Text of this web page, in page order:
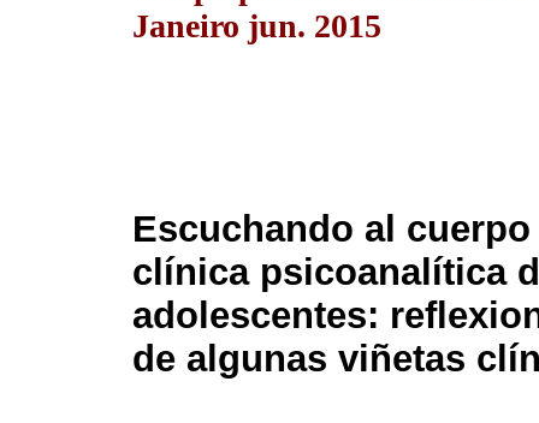
Janeiro jun. 2015
Escuchando al
clínica psicoanalítica
adolescentes:
de algunas viñetas